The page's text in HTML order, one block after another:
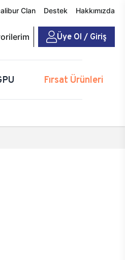
Clan Destek Hakkımızda
Üye Ol / Giriş
Fırsat Ürünleri